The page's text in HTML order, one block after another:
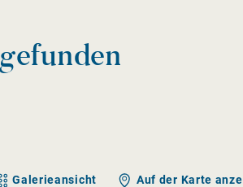
Galerieansicht Auf der Karte